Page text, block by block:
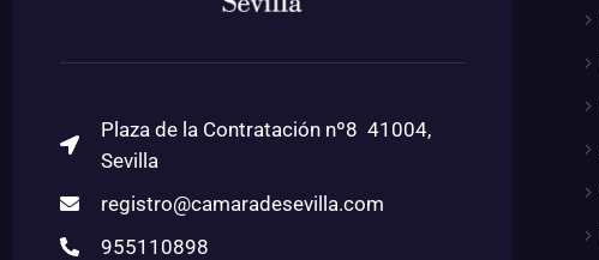
Plaza de la Contratación nº8 41004,
Sevilla
registro@camaradesevilla.com
955110898